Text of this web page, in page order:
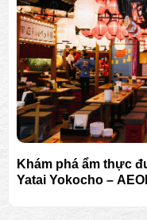
Khám phá ẩm thực
Yatai Yokocho –